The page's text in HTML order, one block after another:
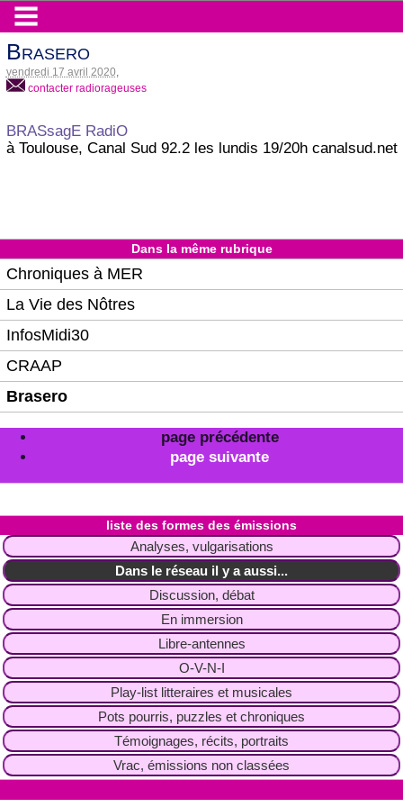
Brasero
vendredi 17 avril 2020
contacter radiorageuses
BRASsagE RadiO
à Toulouse, Canal Sud 92.2 les lundis 19/20h canalsud.net
Dans la même rubrique
Chroniques à MER
La Vie des Nôtres
InfosMidi30
CRAAP
Brasero
page précédente
page suivante
liste des formes des émissions
Analyses, vulgarisations
Dans le réseau il y a aussi...
Discussion, débat
En immersion
Libre-antennes
O-V-N-I
Play-list litteraires et musicales
Pots pourris, puzzles et chroniques
Témoignages, récits, portraits
Vrac, émissions non classées